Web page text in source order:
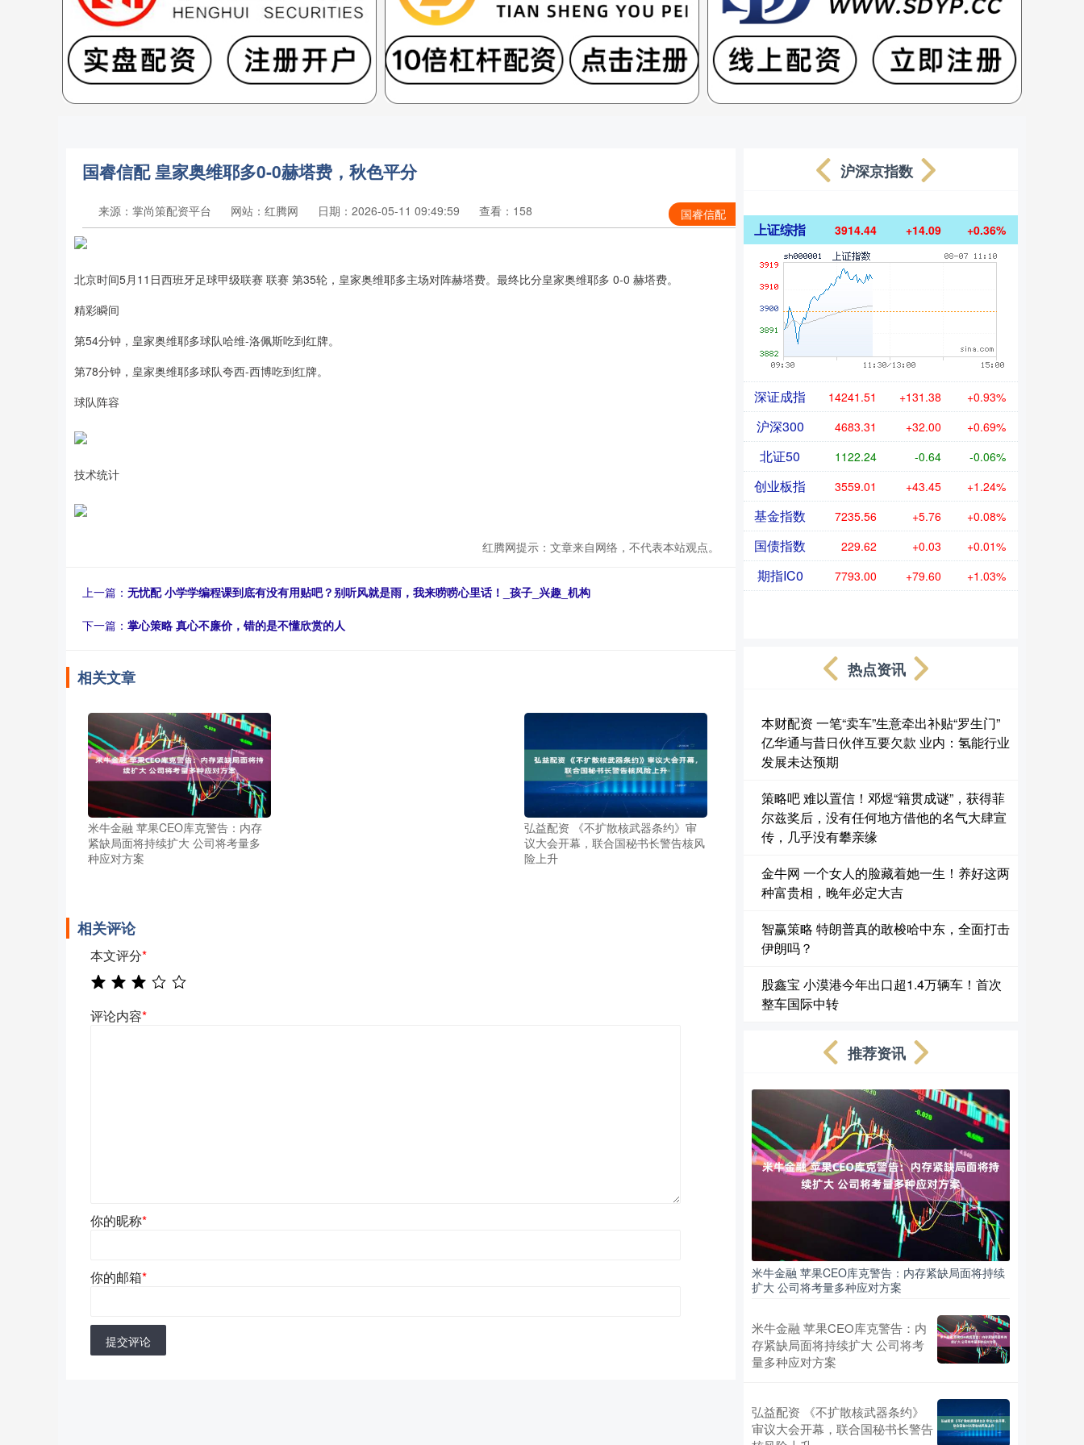
国睿信配 皇家奥维耶多0-0赫塔费，秋色平分
国睿信配
来源：掌尚策配资平台 网站：红腾网 日期：2026-05-11 09:49:59 查看：158
北京时间5月11日西班牙足球甲级联赛 联赛 第35轮，皇家奥维耶多主场对阵赫塔费。最终比分皇家奥维耶多 0-0 赫塔费。
精彩瞬间
第54分钟，皇家奥维耶多球队哈维-洛佩斯吃到红牌。
第78分钟，皇家奥维耶多球队夸西-西博吃到红牌。
球队阵容
技术统计
红腾网提示：文章来自网络，不代表本站观点。
上一篇： 无忧配 小学学编程课到底有没有用贴吧？别听风就是雨，我来唠唠心里话！_孩子_兴趣_机构
下一篇： 掌心策略 真心不廉价，错的是不懂欣赏的人
相关文章
米牛金融 苹果CEO库克警告：内存
紧缺局面将持续扩大 公司将考量多
种应对方案
弘益配资 《不扩散核武器条约》审
议大会开幕，联合国秘书长警告核风
险上升
相关评论
本文评分*
评论内容*
你的昵称*
你的邮箱*
提交评论
沪深京指数
上证综指 3914.44 +14.09 +0.36%
深证成指 14241.51 +131.38 +0.93%
沪深300 4683.31 +32.00 +0.69%
北证50 1122.24 -0.64 -0.06%
创业板指 3559.01 +43.45 +1.24%
基金指数 7235.56 +5.76 +0.08%
国债指数 229.62 +0.03 +0.01%
期指IC0 7793.00 +79.60 +1.03%
热点资讯
本财配资 一笔“卖车”生意牵出补贴“罗生门”
亿华通与昔日伙伴互要欠款 业内：氢能行业
发展未达预期
策略吧 难以置信！邓煜“籍贯成谜”，获得菲
尔兹奖后，没有任何地方借他的名气大肆宣
传，几乎没有攀亲缘
金牛网 一个女人的脸藏着她一生！养好这两
种富贵相，晚年必定大吉
智赢策略 特朗普真的敢梭哈中东，全面打击
伊朗吗？
股鑫宝 小漠港今年出口超1.4万辆车！首次
整车国际中转
推荐资讯
米牛金融 苹果CEO库克警告：内存紧缺局面将持续
扩大 公司将考量多种应对方案
米牛金融 苹果CEO库克警告：内
存紧缺局面将持续扩大 公司将考
量多种应对方案
弘益配资 《不扩散核武器条约》
审议大会开幕，联合国秘书长警告